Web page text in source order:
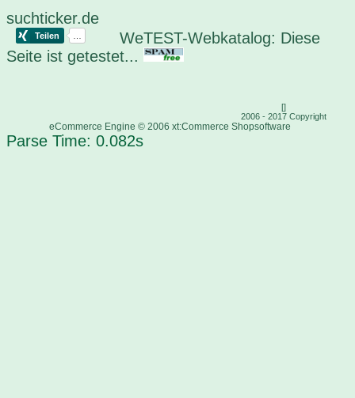
suchticker.de
WeTEST-Webkatalog: Diese
Seite ist getestet...
[]
2006 - 2017 Copyright
eCommerce Engine © 2006 xt:Commerce Shopsoftware
Parse Time: 0.082s